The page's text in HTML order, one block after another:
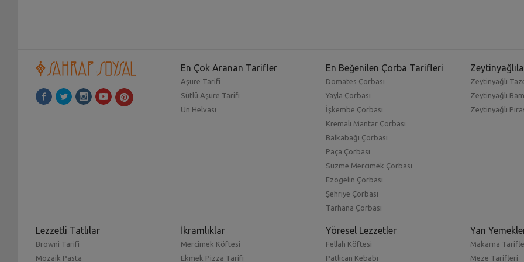
En Çok Aranan Tarifler
Aşure Tarifi
Sütlü Aşure Tarifi
Un Helvası
En Beğenilen Çorba Tarifleri
Domates Çorbası
Yayla Çorbası
İşkembe Çorbası
Kremalı Mantar Çorbası
Balkabağı Çorbası
Paça Çorbası
Süzme Mercimek Çorbası
Ezogelin Çorbası
Şehriye Çorbası
Tarhana Çorbası
Zeytinyağlı
Zeytinyağlı
Zeytinyağlı
Lezzetli Tatlılar
Browni Tarifi
Mozaik Pasta
İkramlıklar
Mercimek Köftesi
Ekmek Pizza Tarifi
Yöresel Lezzetler
Fellah Köftesi
Patlıcan Kebabı
Yan
Makarna
Meze Tarifleri